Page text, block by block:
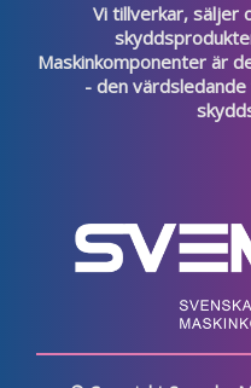
Vi tillverkar, säljer
Maskinkomponenter är
- den